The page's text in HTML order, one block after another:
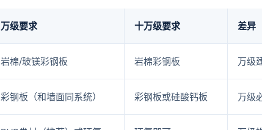
万级要求 十万级要求 差异
岩棉/玻镁彩钢板 岩棉彩钢板 万级
彩钢板（和墙面同系统） 彩钢板或硅酸钙板 万级